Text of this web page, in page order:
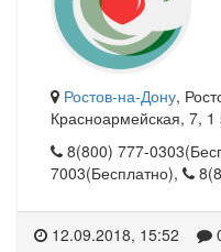
Ростов-на-Дону,
Красноармейская, 7, 1
8(800) 777-
7003(Бесплатно),
12.09.2018, 15:52